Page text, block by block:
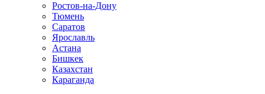
Ростов-на-Дону
Тюмень
Саратов
Ярославль
Астана
Бишкек
Казахстан
Караганда